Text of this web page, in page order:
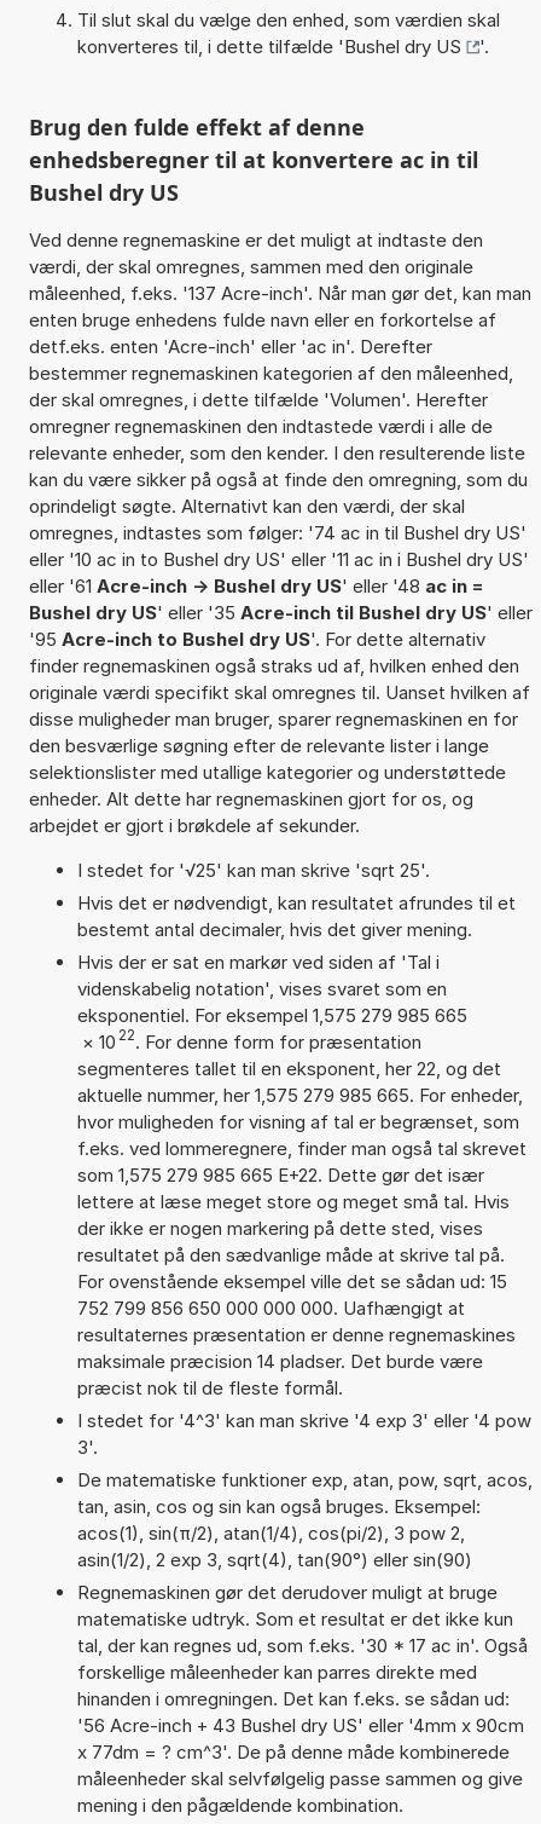
Til slut skal du vælge den enhed, som værdien skal
konverteres til, i dette tilfælde 'Bushel dry US '.
Brug den fulde effekt af denne
enhedsberegner til at konvertere ac in til
Bushel dry US
Ved denne regnemaskine er det muligt at indtaste den
værdi, der skal omregnes, sammen med den originale
måleenhed, f.eks. '137 Acre-inch'. Når man gør det, kan man
enten bruge enhedens fulde navn eller en forkortelse af
detf.eks. enten 'Acre-inch' eller 'ac in'. Derefter
bestemmer regnemaskinen kategorien af den måleenhed,
der skal omregnes, i dette tilfælde 'Volumen'. Herefter
omregner regnemaskinen den indtastede værdi i alle de
relevante enheder, som den kender. I den resulterende liste
kan du være sikker på også at finde den omregning, som du
oprindeligt søgte. Alternativt kan den værdi, der skal
omregnes, indtastes som følger: '74 ac in til Bushel dry US'
eller '10 ac in to Bushel dry US' eller '11 ac in i Bushel dry US'
eller '61 Acre-inch -> Bushel dry US' eller '48 ac in =
Bushel dry US' eller '35 Acre-inch til Bushel dry US' eller
'95 Acre-inch to Bushel dry US'. For dette alternativ
finder regnemaskinen også straks ud af, hvilken enhed den
originale værdi specifikt skal omregnes til. Uanset hvilken af
disse muligheder man bruger, sparer regnemaskinen en for
den besværlige søgning efter de relevante lister i lange
selektionslister med utallige kategorier og understøttede
enheder. Alt dette har regnemaskinen gjort for os, og
arbejdet er gjort i brøkdele af sekunder.
I stedet for '√25' kan man skrive 'sqrt 25'.
Hvis det er nødvendigt, kan resultatet afrundes til et
bestemt antal decimaler, hvis det giver mening.
Hvis der er sat en markør ved siden af 'Tal i
videnskabelig notation', vises svaret som en
eksponentiel. For eksempel 1,575 279 985 665
× 10 22. For denne form for præsentation
segmenteres tallet til en eksponent, her 22, og det
aktuelle nummer, her 1,575 279 985 665. For enheder,
hvor muligheden for visning af tal er begrænset, som
f.eks. ved lommeregnere, finder man også tal skrevet
som 1,575 279 985 665 E+22. Dette gør det især
lettere at læse meget store og meget små tal. Hvis
der ikke er nogen markering på dette sted, vises
resultatet på den sædvanlige måde at skrive tal på.
For ovenstående eksempel ville det se sådan ud: 15
752 799 856 650 000 000 000. Uafhængigt at
resultaternes præsentation er denne regnemaskines
maksimale præcision 14 pladser. Det burde være
præcist nok til de fleste formål.
I stedet for '4^3' kan man skrive '4 exp 3' eller '4 pow
3'.
De matematiske funktioner exp, atan, pow, sqrt, acos,
tan, asin, cos og sin kan også bruges. Eksempel:
acos(1), sin(π/2), atan(1/4), cos(pi/2), 3 pow 2,
asin(1/2), 2 exp 3, sqrt(4), tan(90°) eller sin(90)
Regnemaskinen gør det derudover muligt at bruge
matematiske udtryk. Som et resultat er det ikke kun
tal, der kan regnes ud, som f.eks. '30 * 17 ac in'. Også
forskellige måleenheder kan parres direkte med
hinanden i omregningen. Det kan f.eks. se sådan ud:
'56 Acre-inch + 43 Bushel dry US' eller '4mm x 90cm
x 77dm = ? cm^3'. De på denne måde kombinerede
måleenheder skal selvfølgelig passe sammen og give
mening i den pågældende kombination.